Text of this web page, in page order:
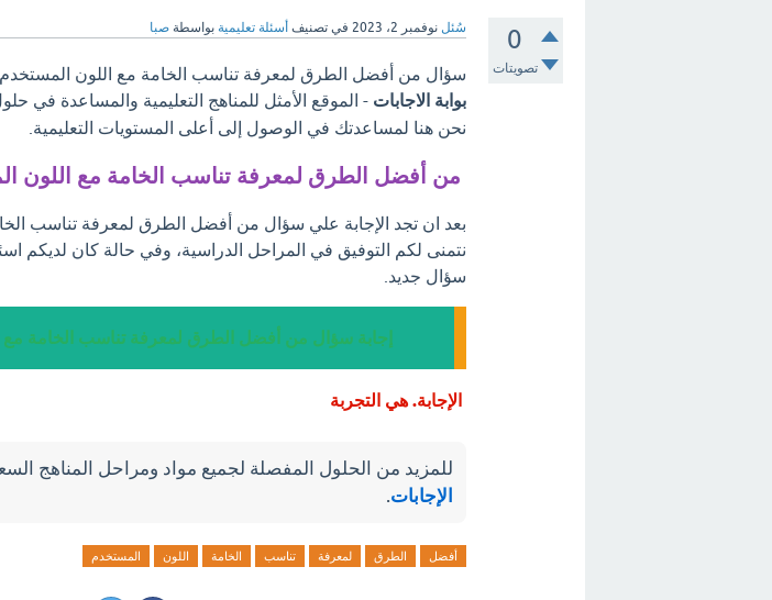
0
تصويتات
سُئل نوفمبر 2، 2023 في تصنيف أسئلة تعليمية بواسطة صبا
سؤال من أفضل الطرق لمعرفة تناسب الخامة مع اللون
بوابة الاجابات - الموقع الأمثل للمناهج التعليمية والمساعدة في
نحن هنا لمساعدتك في الوصول إلى أعلى المستويات التعليمية.
من أفضل الطرق لمعرفة تناسب الخامة مع اللون
بعد ان تجد الإجابة علي سؤال من أفضل الطرق لمعرفة تناسب
نتمنى لكم التوفيق في المراحل الدراسية، وفي حالة كان لديكم
سؤال جديد.
إجابة سؤال من أفضل الطرق لمعرفة تناسب الخامة
الإجابة. هي التجربة
للمزيد من الحلول المفصلة لجميع مواد ومراحل المناهج
الإجابات.
أفضل الطرق لمعرفة تناسب الخامة اللون المستخدم